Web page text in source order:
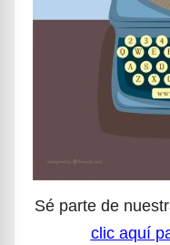
Sé parte de
clic aquí